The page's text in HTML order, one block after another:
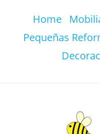
Home
Pequeñas